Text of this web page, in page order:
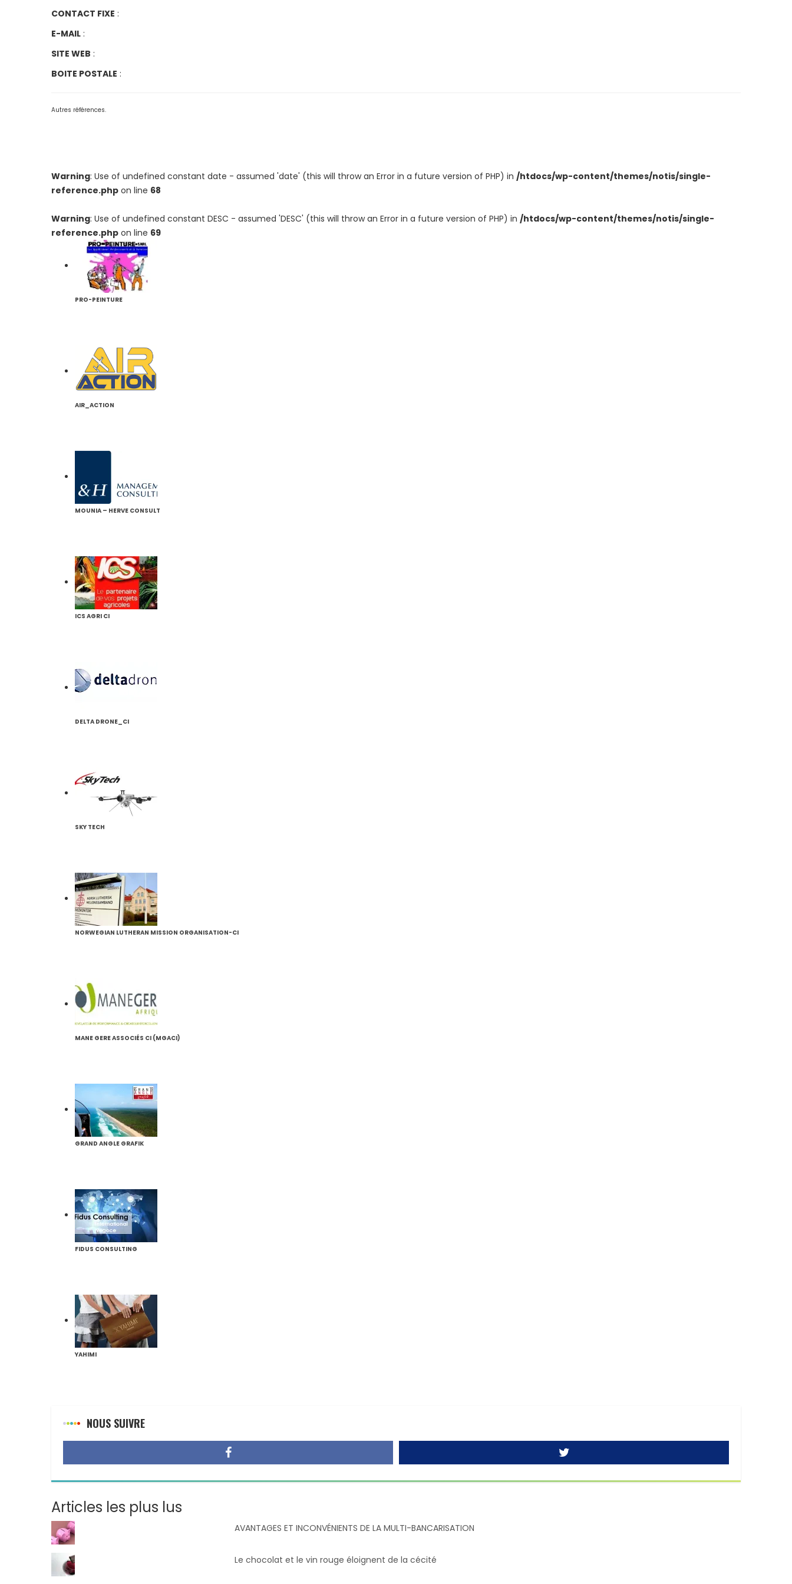
CONTACT FIXE :
E-MAIL :
SITE WEB :
BOITE POSTALE :
Autres références.
Warning: Use of undefined constant date - assumed 'date' (this will throw an Error in a future version of PHP) in /htdocs/wp-content/themes/notis/single-
reference.php on line 68
Warning: Use of undefined constant DESC - assumed 'DESC' (this will throw an Error in a future version of PHP) in /htdocs/wp-content/themes/notis/single-
reference.php on line 69
PRO-PEINTURE
AIR_ACTION
MOUNIA – HERVE CONSULT
ICS AGRI CI
DELTA DRONE_CI
SKY TECH
NORWEGIAN LUTHERAN MISSION ORGANISATION-CI
MANE GERE ASSOCIÉS CI (MGACI)
GRAND ANGLE GRAFIK
FIDUS CONSULTING
YAHIMI
NOUS SUIVRE
Articles les plus lus
AVANTAGES ET INCONVÉNIENTS DE LA MULTI-BANCARISATION
Le chocolat et le vin rouge éloignent de la cécité